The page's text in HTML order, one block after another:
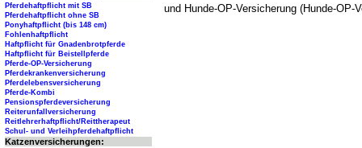
und Hunde-OP-Versicherung (Hunde-
Pferdehaftpflicht mit SB
Pferdehaftpflicht ohne SB
Ponyhaftpflicht (bis 148 cm)
Fohlenhaftpflicht
Haftpflicht für Gnadenbrotpferde
Haftpflicht für Beistellpferde
Pferde-OP-Versicherung
Pferdekrankenversicherung
Pferdelebensversicherung
Pferde-Kombi
Pensionspferdeversicherung
Reiterunfallversicherung
Reitlehrerhaftpflicht/Reittherapeut
Schul- und Verleihpferdehaftpflicht
Katzenversicherungen: